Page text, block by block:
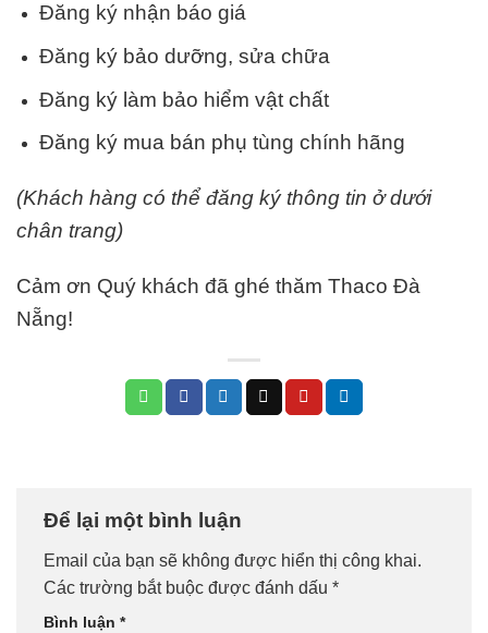
Đăng ký nhận báo giá
Đăng ký bảo dưỡng, sửa chữa
Đăng ký làm bảo hiểm vật chất
Đăng ký mua bán phụ tùng chính hãng
(Khách hàng có thể đăng ký thông tin ở dưới
chân trang)
Cảm ơn Quý khách đã ghé thăm Thaco Đà
Nẵng!
Để lại một bình luận
Email của bạn sẽ không được hiển thị công khai.
Các trường bắt buộc được đánh dấu *
Bình luận *